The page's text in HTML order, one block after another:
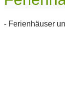
- Ferienhäuser